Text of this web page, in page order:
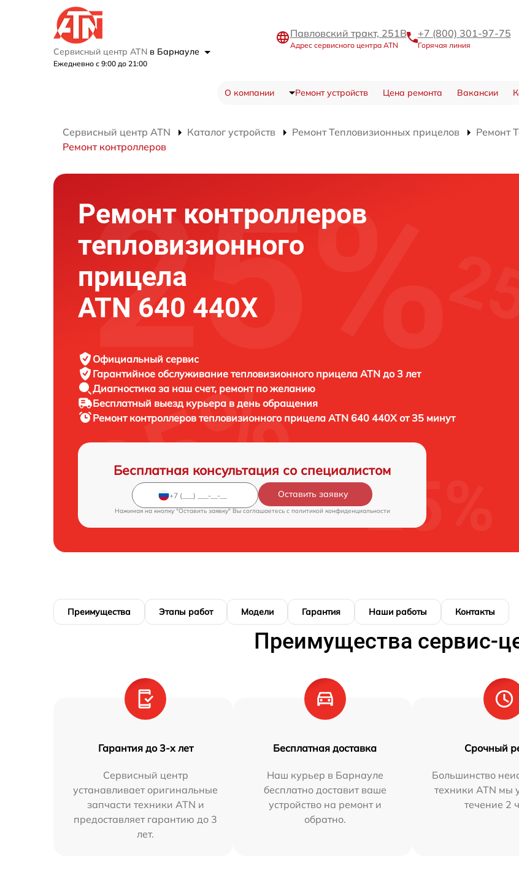
Сервисный центр ATN в Барнауле
Ежедневно с 9:00 до 21:00
Павловский тракт, 251В
Адрес сервисного центра ATN
+7 (800) 301-97-75
Горячая линия
О компании Ремонт устройств Цена ремонта Вакансии
Сервисный центр ATN Каталог устройств Ремонт Тепловизионных прицелов
Ремонт
Ремонт контроллеров
Ремонт контроллеров
тепловизионного
прицела
ATN 640 440X
Официальный сервис
Гарантийное обслуживание тепловизионного прицела ATN до 3 лет
Диагностика за наш счет, ремонт по желанию
Бесплатный выезд курьера в день обращения
Ремонт контроллеров тепловизионного прицела ATN 640 440X от 35 минут
Бесплатная консультация со специалистом
Оставить заявку
Нажимая на кнопку "Оставить заявку" Вы соглашаетесь c политикой конфиденциальности
Преимущества Этапы работ Модели Гарантия Наши работы Контакты
Преимущества сервис-
Гарантия до 3-х лет
Сервисный центр
устанавливает оригинальные
запчасти техники ATN и
предоставляет гарантию до 3
лет.
Бесплатная доставка
Наш курьер в Барнауле
бесплатно доставит ваше
устройство на ремонт и
обратно.
Срочный
Большинство
техники ATN мы
течение 2